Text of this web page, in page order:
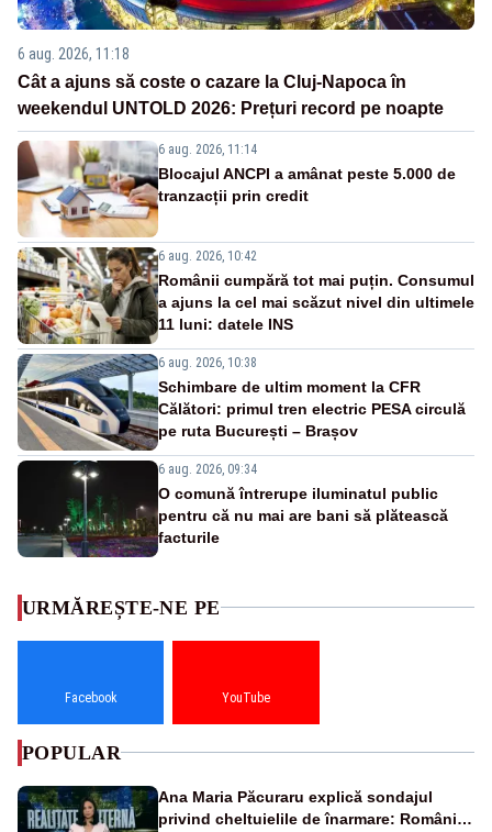
6 aug. 2026, 11:18
Cât a ajuns să coste o cazare la Cluj-Napoca în
weekendul UNTOLD 2026: Prețuri record pe noapte
6 aug. 2026, 11:14
Blocajul ANCPI a amânat peste 5.000 de
tranzacții prin credit
6 aug. 2026, 10:42
Românii cumpără tot mai puțin. Consumul
a ajuns la cel mai scăzut nivel din ultimele
11 luni: datele INS
6 aug. 2026, 10:38
Schimbare de ultim moment la CFR
Călători: primul tren electric PESA circulă
pe ruta București – Brașov
6 aug. 2026, 09:34
O comună întrerupe iluminatul public
pentru că nu mai are bani să plătească
facturile
URMĂREȘTE-NE PE
Facebook YouTube
POPULAR
Ana Maria Păcuraru explică sondajul
privind cheltuielile de înarmare: Românii